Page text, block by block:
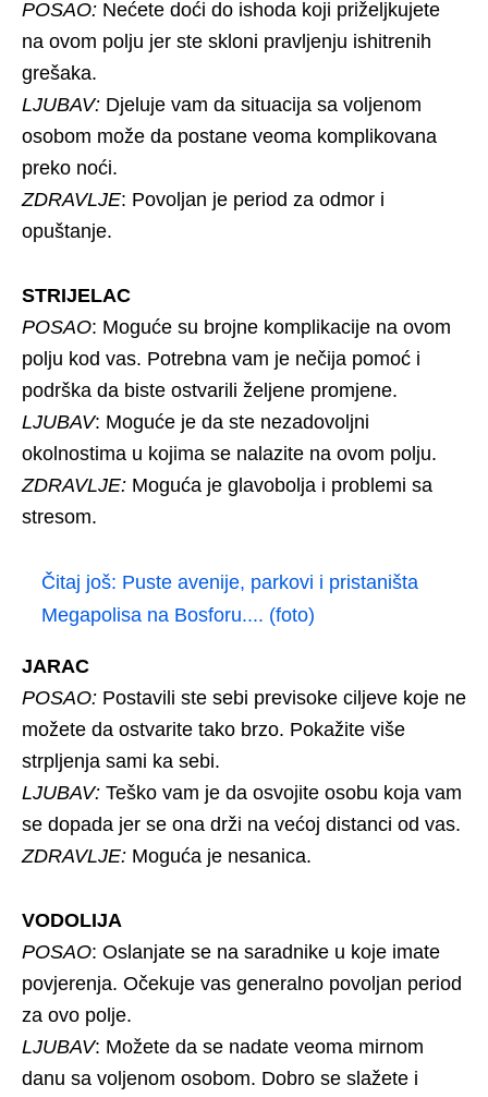
POSAO: Nećete doći do ishoda koji priželjkujete
na ovom polju jer ste skloni pravljenju ishitrenih
grešaka.
LJUBAV: Djeluje vam da situacija sa voljenom
osobom može da postane veoma komplikovana
preko noći.
ZDRAVLJE: Povoljan je period za odmor i
opuštanje.
STRIJELAC
POSAO: Moguće su brojne komplikacije na ovom
polju kod vas. Potrebna vam je nečija pomoć i
podrška da biste ostvarili željene promjene.
LJUBAV: Moguće je da ste nezadovoljni
okolnostima u kojima se nalazite na ovom polju.
ZDRAVLJE: Moguća je glavobolja i problemi sa
stresom.
Čitaj još: Puste avenije, parkovi i pristaništa
Megapolisa na Bosforu.... (foto)
JARAC
POSAO: Postavili ste sebi previsoke ciljeve koje ne
možete da ostvarite tako brzo. Pokažite više
strpljenja sami ka sebi.
LJUBAV: Teško vam je da osvojite osobu koja vam
se dopada jer se ona drži na većoj distanci od vas.
ZDRAVLJE: Moguća je nesanica.
VODOLIJA
POSAO: Oslanjate se na saradnike u koje imate
povjerenja. Očekuje vas generalno povoljan period
za ovo polje.
LJUBAV: Možete da se nadate veoma mirnom
danu sa voljenom osobom. Dobro se slažete i